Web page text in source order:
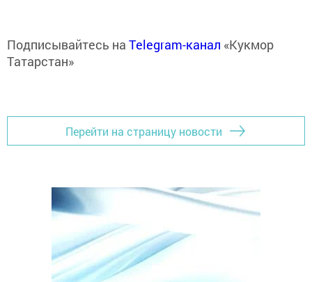
Подписывайтесь на Telegram-канал «Кукмор
Татарстан»
Перейти на страницу новости